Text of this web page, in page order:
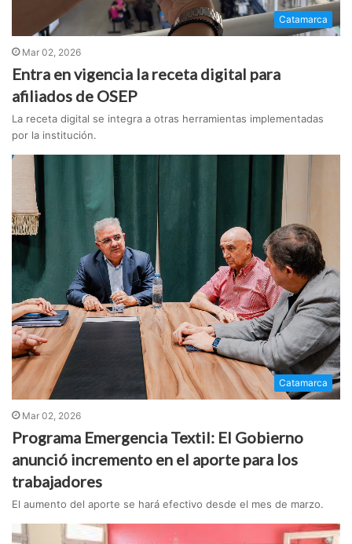
Catamarca
Mar 02, 2026
Entra en vigencia la receta digital para
afiliados de OSEP
La receta digital se integra a otras herramientas implementadas
por la institución.
Catamarca
Mar 02, 2026
Programa Emergencia Textil: El Gobierno
anunció incremento en el aporte para los
trabajadores
El aumento del aporte se hará efectivo desde el mes de marzo.